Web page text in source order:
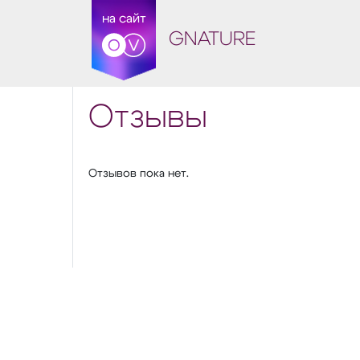
на сайт
GNATURE
Отзывы
Отзывов пока нет.